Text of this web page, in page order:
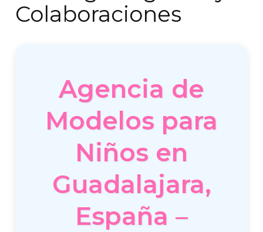
Colaboraciones
Agencia de
Modelos para
Niños en
Guadalajara,
España –